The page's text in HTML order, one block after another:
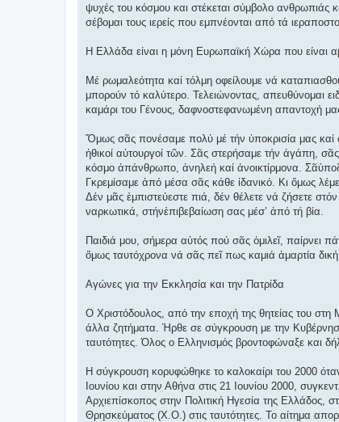
ψυχές του κόσμου και στέκεται σύμβολο ανθρωπιάς
σέβομαι τους ιερείς που εμπνέονται από τά
Η Ελλάδα είναι η μόνη Ευρωπαϊκή Χώρα που είναι
Μέ ρωμαλεότητα καί τόλμη οφείλουμε νά
μπορούν τό καλύτερο. Τελειώνοντας, απευθύνομαι
καμάρι του Γένους, δαφνοστεφανωμένη απαντοχή
Ὅμως σᾶς πονέσαμε πολύ μέ τήν ὑποκρισία μας καί
ἠθικοί αὐτουργοί τῶν. Σᾶς στερήσαμε τήν ἀγάπη,
κόσμο ἀπάνθρωπο, ἀνηλεή καί ἀνοικτίρμονα.
Γκρεμίσαμε ἀπό μέσα σᾶς κάθε ἰδανικό. Κι ὅμως
Δέν μᾶς ἐμπιστεύεστε πιά, δέν θέλετε νά ζήσετε
ναρκωτικά, στήνἐπιβεβαίωση σας μέσ’ ἀπό τή βία.
Παιδιά μου, σήμερα αὐτός πού σᾶς ὁμιλεῖ, παίρνει
ὅμως ταυτόχρονα νά σᾶς πεῖ πως καμιά ἀμαρτία
Αγώνες για την Εκκλησία και την Πατρίδα
Ο Χριστόδουλος, από την εποχή της θητείας του στη
άλλα ζητήματα. Ήρθε σε σύγκρουση με την
ταυτότητες. Όλος ο Ελληνισμός βροντοφώναξε και
Η σύγκρουση κορυφώθηκε το καλοκαίρι του 2000
Ιουνίου και στην Αθήνα στις 21 Ιουνίου 2000,
Αρχιεπίσκοπος στην Πολιτική Ηγεσία της Ελλάδος,
Θρησκεύματος (Χ.Ο.) στις ταυτότητες. Το αίτημα